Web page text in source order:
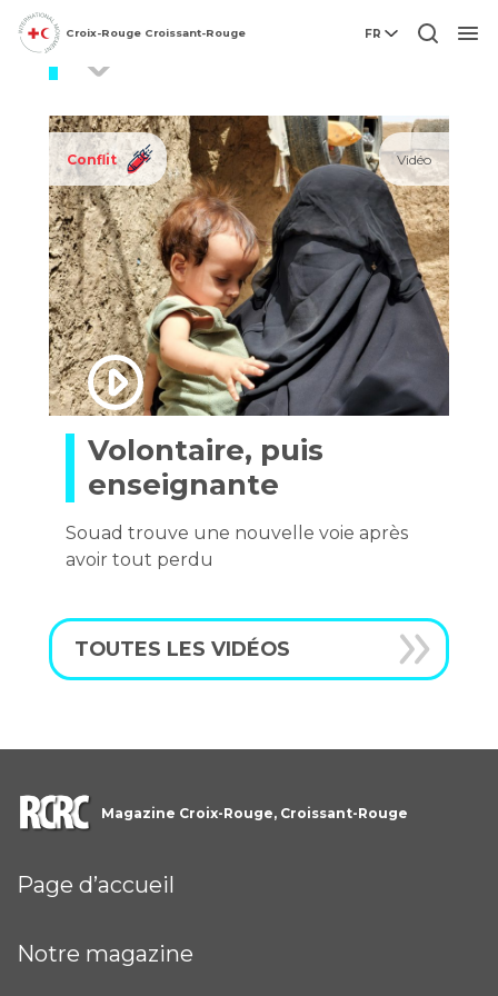
Croix-Rouge Croissant-Rouge FR
Conflit Vidéo
Volontaire, puis
enseignante
Souad trouve une nouvelle voie après
avoir tout perdu
TOUTES LES VIDÉOS
Magazine Croix-Rouge, Croissant-Rouge
Page d’accueil
Notre magazine